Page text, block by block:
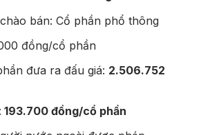
bán: Cổ phần phổ thông
đồng/cổ phần
đưa ra đấu giá: 2.506.752
193.700 đồng/cổ phần